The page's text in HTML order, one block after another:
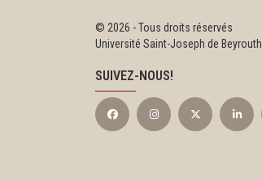
© 2026 - Tous droits réservés
Université Saint-Joseph de Beyrouth
SUIVEZ-NOUS!